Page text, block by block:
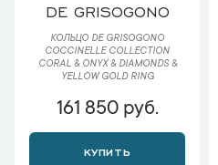
DE GRISOGONO
КОЛЬЦО DE GRISOGONO
COCCINELLE COLLECTION
CORAL & ONYX & DIAMONDS &
YELLOW GOLD RING
161 850 руб.
КУПИТЬ